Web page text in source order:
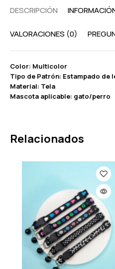
DESCRIPCIÓN
VALORACIONES (0)
Color: Multicolor
Tipo de Patrón: Estampado de
Material: Tela
Mascota aplicable: gato/perro
Relacionados